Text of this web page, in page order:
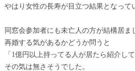
やはり女性の長寿が目立つ結果となって
同窓会参加者にも未亡人の方が結構居ま
再婚する気があるかどうか問うと
「1億円以上持ってる人が居たら紹介し
その気は無さそうでした。